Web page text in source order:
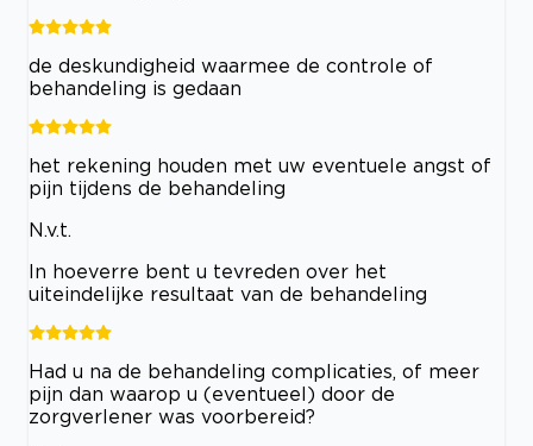
de deskundigheid waarmee de controle of
behandeling is gedaan
het rekening houden met uw eventuele angst of
pijn tijdens de behandeling
N.v.t.
In hoeverre bent u tevreden over het
uiteindelijke resultaat van de behandeling
Had u na de behandeling complicaties, of meer
pijn dan waarop u (eventueel) door de
zorgverlener was voorbereid?